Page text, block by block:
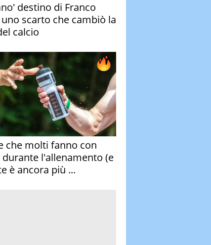
destino di Franco
uno scarto che cambiò la
calcio
che molti fanno con
durante l'allenamento (e
è ancora più ...